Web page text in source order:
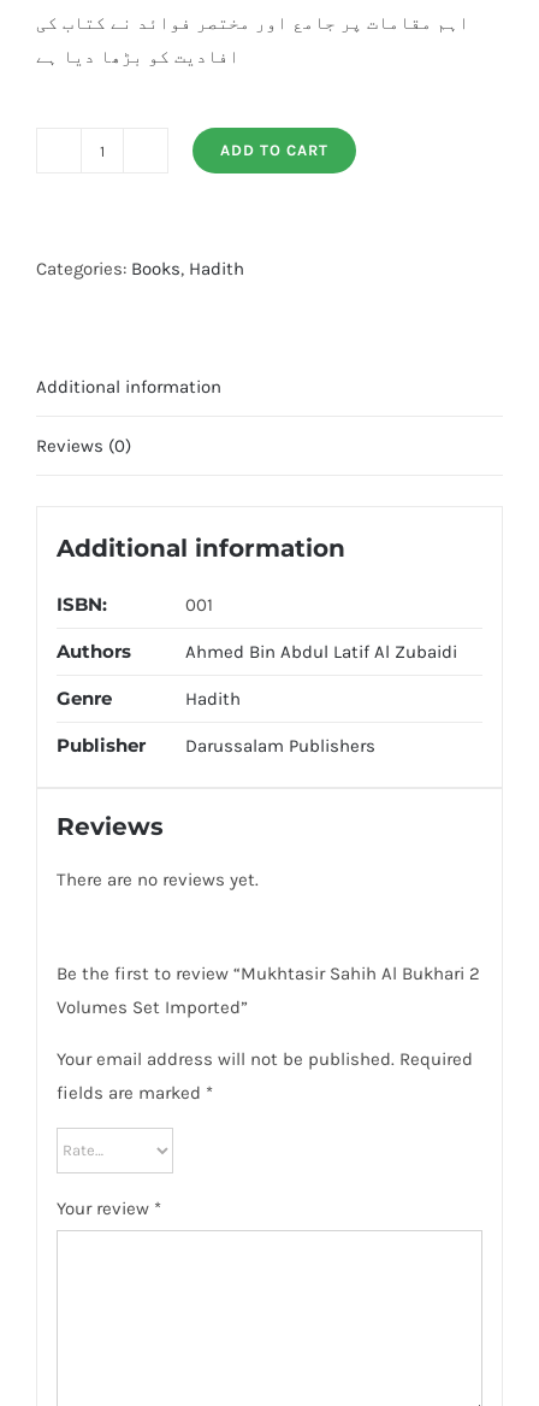
اہم مقامات پر جامع اور مختصر فوائد نے کتاب کی
افادیت کو بڑھا دیا ہے
Bukhari
quantity
ADD TO CART
Categories: Books, Hadith
Additional information
Reviews (0)
Additional information
ISBN: 001
Authors Ahmed Bin Abdul Latif Al Zubaidi
Genre Hadith
Publisher Darussalam Publishers
Reviews
There are no reviews yet.
Be the first to review “Mukhtasir Sahih Al Bukhari 2
Volumes Set Imported”
Your email address will not be published. Required
fields are marked *
Your review *